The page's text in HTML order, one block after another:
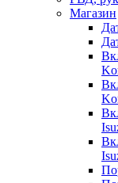
Магазин